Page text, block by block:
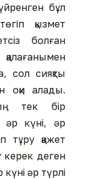
бұл
қызмет
болған
сол сияқты
оқи алады.
тек бір
әр күні, әр
тұру қажет
керек деген
әр түрлі